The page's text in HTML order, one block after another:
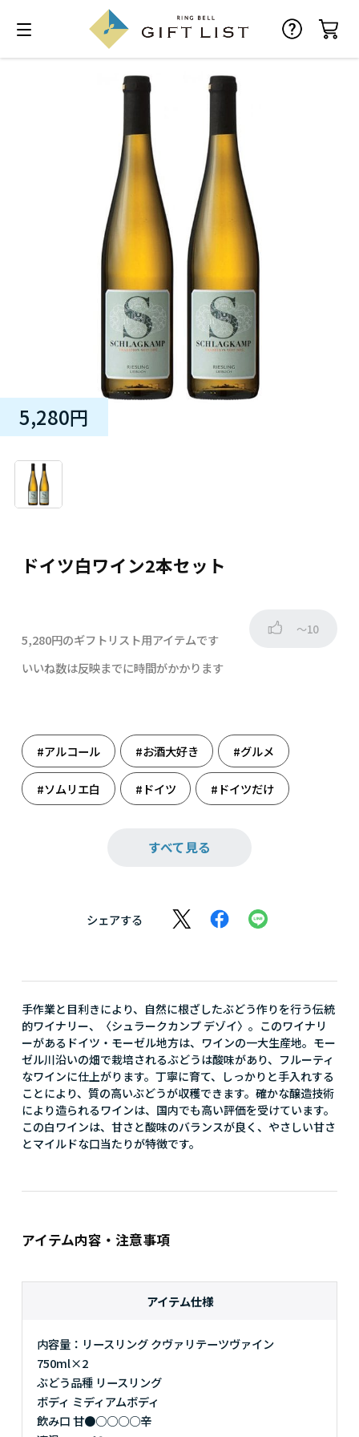
ドイツ白ワイン2本セット
5,280円
5,280円のギフトリスト用アイテムです
～10
いいね数は反映までに時間がかかります
#アルコール #お酒大好き #グルメ
#ソムリエ白 #ドイツ #ドイツだけ
すべて見る
シェアする
手作業と目利きにより、自然に根ざしたぶどう作りを行う伝統
的ワイナリー、〈シュラークカンプ デゾイ〉。このワイナリ
ーがあるドイツ・モーゼル地方は、ワインの一大生産地。モー
ゼル川沿いの畑で栽培されるぶどうは酸味があり、フルーティ
なワインに仕上がります。丁寧に育て、しっかりと手入れする
ことにより、質の高いぶどうが収穫できます。確かな醸造技術
により造られるワインは、国内でも高い評価を受けています。
この白ワインは、甘さと酸味のバランスが良く、やさしい甘さ
とマイルドな口当たりが特徴です。
アイテム内容・注意事項
アイテム仕様
内容量：リースリング クヴァリテーツヴァイン
750ml×2
ぶどう品種 リースリング
ボディ ミディアムボディ
飲み口 甘●○○○○辛